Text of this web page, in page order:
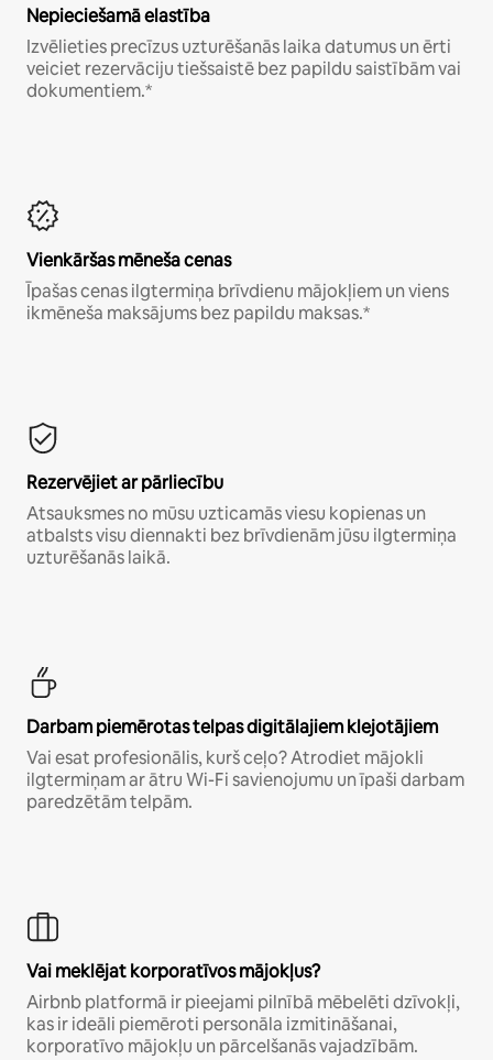
Nepieciešamā elastība
Izvēlieties precīzus uzturēšanās laika datumus un ērti
veiciet rezervāciju tiešsaistē bez papildu saistībām vai
dokumentiem.*
Vienkāršas mēneša cenas
Īpašas cenas ilgtermiņa brīvdienu mājokļiem un viens
ikmēneša maksājums bez papildu maksas.*
Rezervējiet ar pārliecību
Atsauksmes no mūsu uzticamās viesu kopienas un
atbalsts visu diennakti bez brīvdienām jūsu ilgtermiņa
uzturēšanās laikā.
Darbam piemērotas telpas digitālajiem klejotājiem
Vai esat profesionālis, kurš ceļo? Atrodiet mājokli
ilgtermiņam ar ātru Wi-Fi savienojumu un īpaši darbam
paredzētām telpām.
Vai meklējat korporatīvos mājokļus?
Airbnb platformā ir pieejami pilnībā mēbelēti dzīvokļi,
kas ir ideāli piemēroti personāla izmitināšanai,
korporatīvo mājokļu un pārcelšanās vajadzībām.